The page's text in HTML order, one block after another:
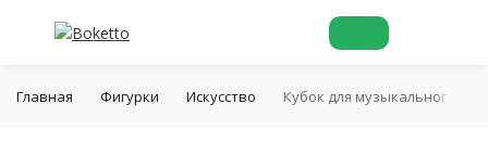
Главная Фигурки Искусство Кубок для музыкального